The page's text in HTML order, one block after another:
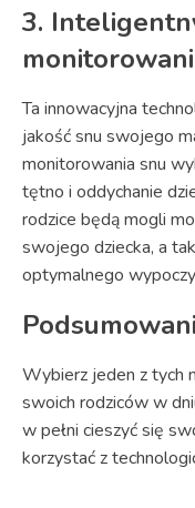
3.
Ta innowacyjna
jakość snu swojego
monitorowania snu
tętno i oddychanie
rodzice będą mogli
swojego dziecka, a
optymalnego
Wybierz jeden z tych
swoich rodziców w
w pełni cieszyć się
korzystać z